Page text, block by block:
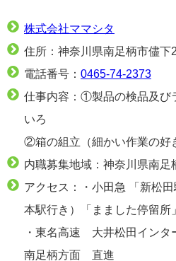
株式会社ママシタ
住所：神奈川県南足柄市儘下
電話番号： 0465-74-2373
仕事内容：①製品の検品及び
いろ
②箱の組立（細かい作業の好
内職募集地域：神奈川県南足
アクセス：・小田急 「新松
本駅行き）「まました停留所
・東名高速 大井松田インタ
南足柄方面 直進